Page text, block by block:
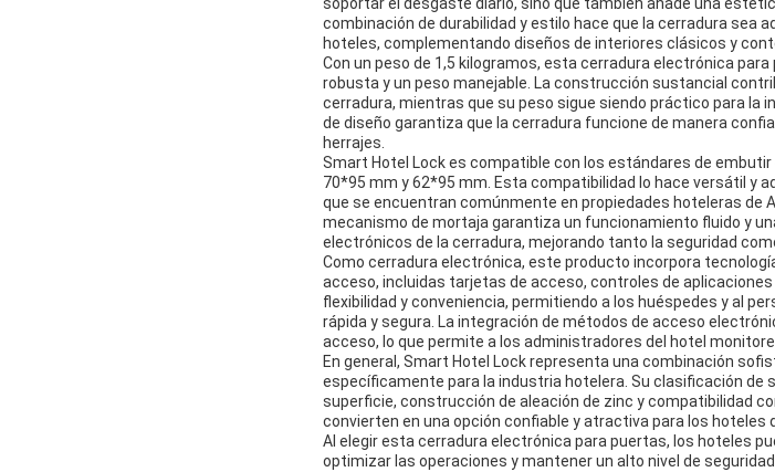
soportar el desgaste diario, sino que también añade una
combinación de durabilidad y estilo hace que la cerradura sea
hoteles, complementando diseños de interiores clásicos y
Con un peso de 1,5 kilogramos, esta cerradura electrónica
robusta y un peso manejable. La construcción sustancial
cerradura, mientras que su peso sigue siendo práctico para la
de diseño garantiza que la cerradura funcione de manera
herrajes.
Smart Hotel Lock es compatible con los estándares de
70*95 mm y 62*95 mm. Esta compatibilidad lo hace versátil y
que se encuentran comúnmente en propiedades hoteleras de
mecanismo de mortaja garantiza un funcionamiento fluido y
electrónicos de la cerradura, mejorando tanto la seguridad
Como cerradura electrónica, este producto incorpora
acceso, incluidas tarjetas de acceso, controles de
flexibilidad y conveniencia, permitiendo a los huéspedes y al
rápida y segura. La integración de métodos de acceso
acceso, lo que permite a los administradores del hotel
En general, Smart Hotel Lock representa una combinación
específicamente para la industria hotelera. Su clasificación de
superficie, construcción de aleación de zinc y compatibilidad
convierten en una opción confiable y atractiva para los
Al elegir esta cerradura electrónica para puertas, los hoteles
optimizar las operaciones y mantener un alto nivel de